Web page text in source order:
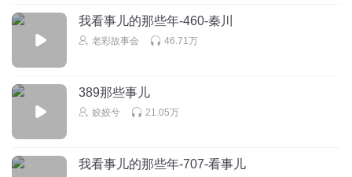
国画家墨威回复 @神里绫人的G: 你一说特么我就非念kuo，咋滴？
俺叫李念祖
徐福东渡生日本那b事怎么不提了
回复 @俺叫李念祖: 那只是传说
我看事儿的那些年-460-秦川
老彩故事会 46.71万
389那些事儿
姣姣兮 21.05万
我看事儿的那些年-707-看事儿